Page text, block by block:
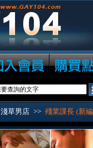
淺草男店 >> 殘業課長 (新